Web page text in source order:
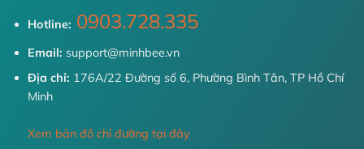
Hotline: 0903.728.335
Email: support@minhbee.vn
Địa chỉ: 176A/22 Đường số 6, Phường Bình Tân, TP Hồ Chí
Minh
Xem bản đồ chỉ đường tại đây